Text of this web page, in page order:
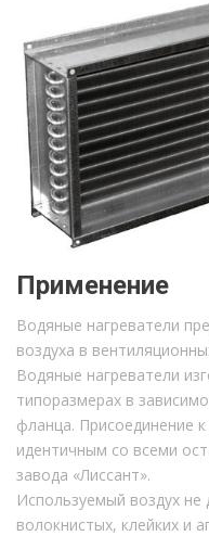
Применение
Водяные нагреватели
воздуха в
Водяные нагреватели
типоразмерах в
фланца. Присоединение
идентичным со всеми
завода «Лиссант».
Используемый воздух
волокнистых, клейких и